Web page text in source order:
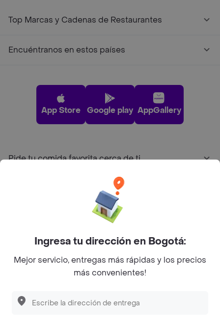
Top Marcas y Cadenas de Restaurantes
Encuéntranos en estos países
App Store Google play AppGallery
Pide tu comida favorita cerca de ti
Sobre Rappi
Facebook
Twitter
Instagram
©2026Rappi Inc. All rights reserved.
Ingresa tu dirección en Bogotá:
Mejor servicio, entregas más rápidas y los precios
más convenientes!